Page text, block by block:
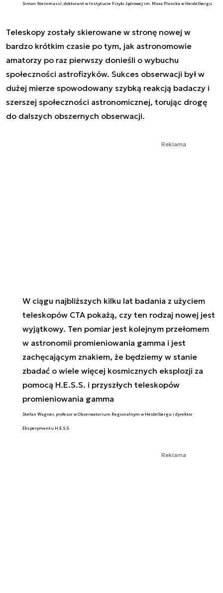
Simon Steinmassl, doktorant w Instytucie Fizyki Jądrowej im. Maxa Plancka w Heidelbergu
Teleskopy zostały skierowane w stronę nowej w
bardzo krótkim czasie po tym, jak astronomowie
amatorzy po raz pierwszy donieśli o wybuchu
społeczności astrofizyków. Sukces obserwacji był w
dużej mierze spowodowany szybką reakcją badaczy i
szerszej społeczności astronomicznej, torując drogę
do dalszych obszernych obserwacji.
Reklama
W ciągu najbliższych kilku lat badania z użyciem
teleskopów CTA pokażą, czy ten rodzaj nowej jest
wyjątkowy. Ten pomiar jest kolejnym przełomem
w astronomii promieniowania gamma i jest
zachęcającym znakiem, że będziemy w stanie
zbadać o wiele więcej kosmicznych eksplozji za
pomocą H.E.S.S. i przyszłych teleskopów
promieniowania gamma
Stefan Wagner, profesor w Obserwatorium Regionalnym w Heidelbergu i dyrektor
Eksperymentu H.E.S.S.
Reklama